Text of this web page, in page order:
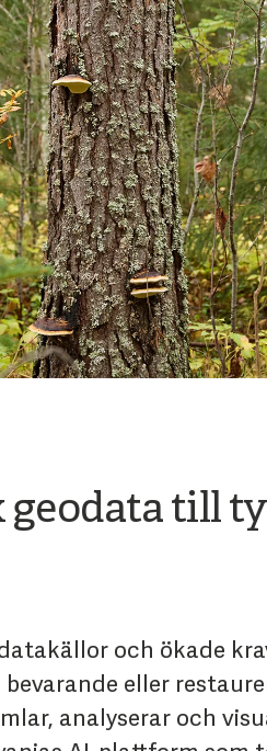
till
och ökade
eller
analyserar och